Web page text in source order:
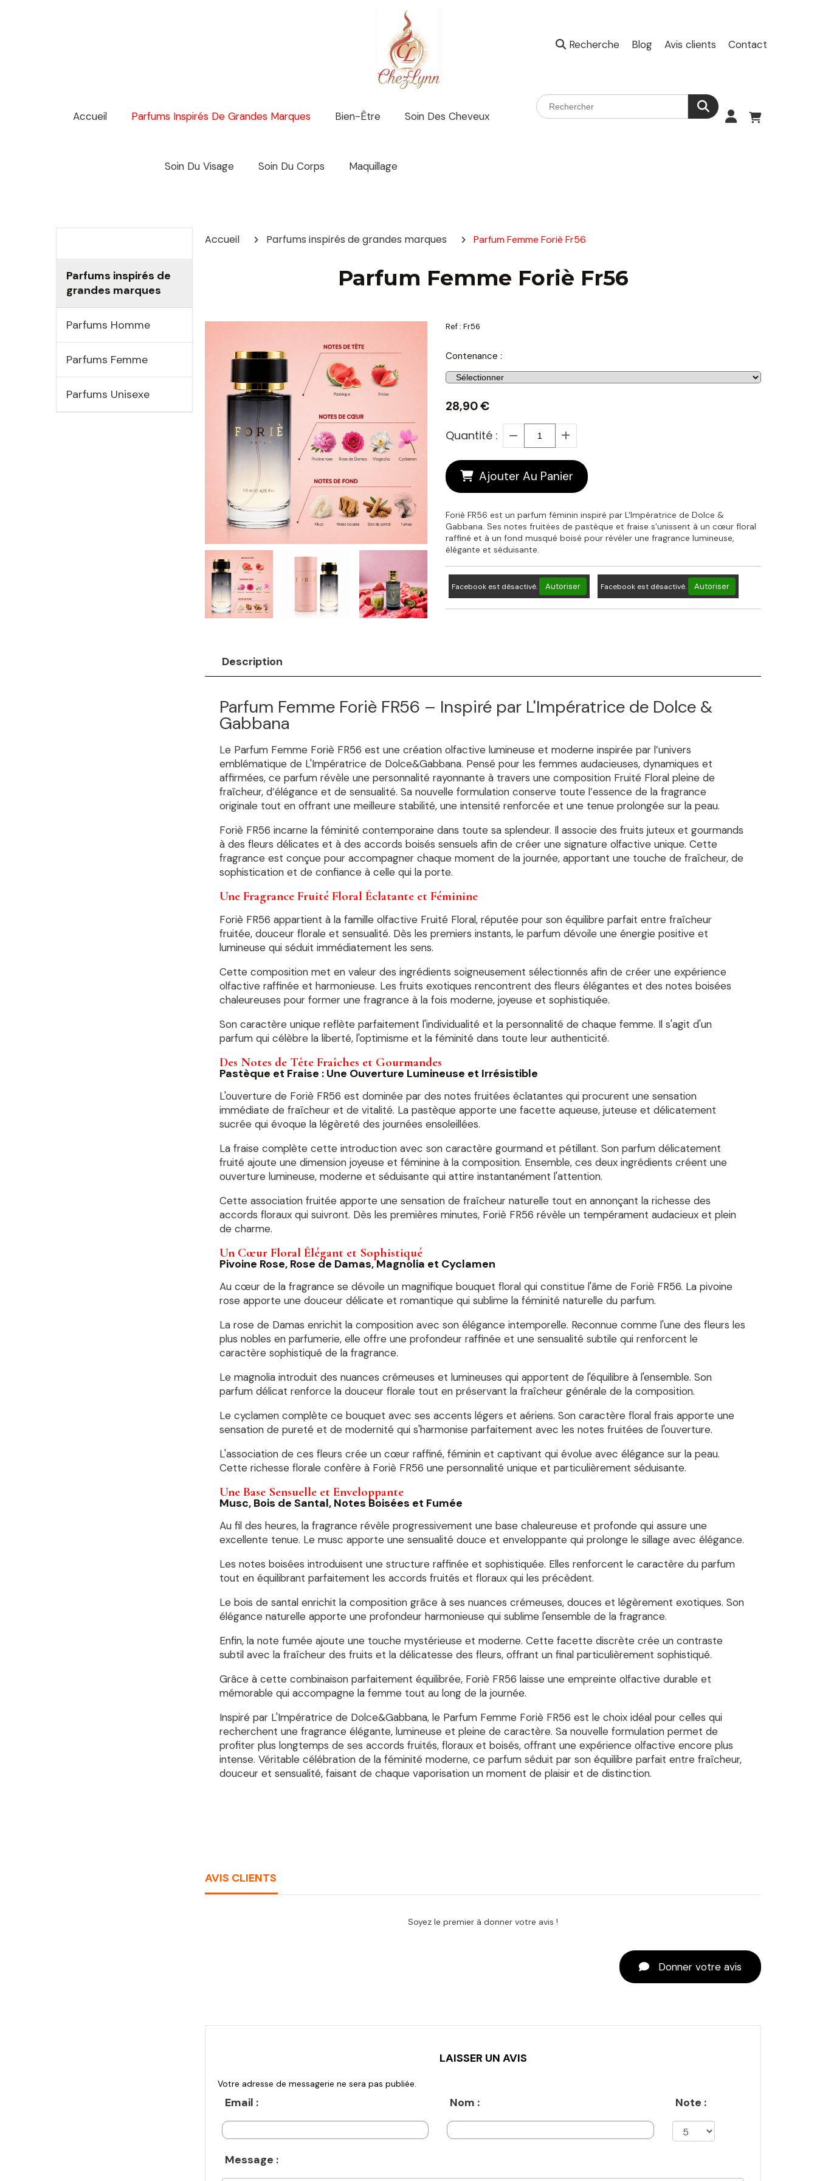
Recherche Blog Avis clients Contact
Accueil Parfums Inspirés De Grandes Marques Bien-Être Soin Des Cheveux
Soin Du Visage Soin Du Corps Maquillage
Parfums inspirés de
grandes marques
Parfums Homme
Parfums Femme
Parfums Unisexe
Accueil Parfums inspirés de grandes marques Parfum Femme Foriè Fr56
Parfum Femme Foriè Fr56
Ref : Fr56
Contenance :
28,90€
Quantité :
Ajouter Au Panier
Foriè FR56 est un parfum féminin inspiré par L'Impératrice de Dolce &
Gabbana. Ses notes fruitées de pastèque et fraise s'unissent à un cœur floral
raffiné et à un fond musqué boisé pour révéler une fragrance lumineuse,
élégante et séduisante.
Facebook est désactivé. Autoriser Facebook est désactivé. Autoriser
Description
Parfum Femme Foriè FR56 – Inspiré par L'Impératrice de Dolce &
Gabbana
Le Parfum Femme Foriè FR56 est une création olfactive lumineuse et moderne inspirée par l’univers
emblématique de L'Impératrice de Dolce&Gabbana. Pensé pour les femmes audacieuses, dynamiques et
affirmées, ce parfum révèle une personnalité rayonnante à travers une composition Fruité Floral pleine de
fraîcheur, d’élégance et de sensualité. Sa nouvelle formulation conserve toute l’essence de la fragrance
originale tout en offrant une meilleure stabilité, une intensité renforcée et une tenue prolongée sur la peau.
Foriè FR56 incarne la féminité contemporaine dans toute sa splendeur. Il associe des fruits juteux et gourmands
à des fleurs délicates et à des accords boisés sensuels afin de créer une signature olfactive unique. Cette
fragrance est conçue pour accompagner chaque moment de la journée, apportant une touche de fraîcheur, de
sophistication et de confiance à celle qui la porte.
Une Fragrance Fruité Floral Éclatante et Féminine
Foriè FR56 appartient à la famille olfactive Fruité Floral, réputée pour son équilibre parfait entre fraîcheur
fruitée, douceur florale et sensualité. Dès les premiers instants, le parfum dévoile une énergie positive et
lumineuse qui séduit immédiatement les sens.
Cette composition met en valeur des ingrédients soigneusement sélectionnés afin de créer une expérience
olfactive raffinée et harmonieuse. Les fruits exotiques rencontrent des fleurs élégantes et des notes boisées
chaleureuses pour former une fragrance à la fois moderne, joyeuse et sophistiquée.
Son caractère unique reflète parfaitement l'individualité et la personnalité de chaque femme. Il s'agit d'un
parfum qui célèbre la liberté, l'optimisme et la féminité dans toute leur authenticité.
Des Notes de Tête Fraîches et Gourmandes
Pastèque et Fraise : Une Ouverture Lumineuse et Irrésistible
L'ouverture de Foriè FR56 est dominée par des notes fruitées éclatantes qui procurent une sensation
immédiate de fraîcheur et de vitalité. La pastèque apporte une facette aqueuse, juteuse et délicatement
sucrée qui évoque la légèreté des journées ensoleillées.
La fraise complète cette introduction avec son caractère gourmand et pétillant. Son parfum délicatement
fruité ajoute une dimension joyeuse et féminine à la composition. Ensemble, ces deux ingrédients créent une
ouverture lumineuse, moderne et séduisante qui attire instantanément l'attention.
Cette association fruitée apporte une sensation de fraîcheur naturelle tout en annonçant la richesse des
accords floraux qui suivront. Dès les premières minutes, Foriè FR56 révèle un tempérament audacieux et plein
de charme.
Un Cœur Floral Élégant et Sophistiqué
Pivoine Rose, Rose de Damas, Magnolia et Cyclamen
Au cœur de la fragrance se dévoile un magnifique bouquet floral qui constitue l'âme de Foriè FR56. La pivoine
rose apporte une douceur délicate et romantique qui sublime la féminité naturelle du parfum.
La rose de Damas enrichit la composition avec son élégance intemporelle. Reconnue comme l'une des fleurs les
plus nobles en parfumerie, elle offre une profondeur raffinée et une sensualité subtile qui renforcent le
caractère sophistiqué de la fragrance.
Le magnolia introduit des nuances crémeuses et lumineuses qui apportent de l'équilibre à l'ensemble. Son
parfum délicat renforce la douceur florale tout en préservant la fraîcheur générale de la composition.
Le cyclamen complète ce bouquet avec ses accents légers et aériens. Son caractère floral frais apporte une
sensation de pureté et de modernité qui s'harmonise parfaitement avec les notes fruitées de l'ouverture.
L'association de ces fleurs crée un cœur raffiné, féminin et captivant qui évolue avec élégance sur la peau.
Cette richesse florale confère à Foriè FR56 une personnalité unique et particulièrement séduisante.
Une Base Sensuelle et Enveloppante
Musc, Bois de Santal, Notes Boisées et Fumée
Au fil des heures, la fragrance révèle progressivement une base chaleureuse et profonde qui assure une
excellente tenue. Le musc apporte une sensualité douce et enveloppante qui prolonge le sillage avec élégance.
Les notes boisées introduisent une structure raffinée et sophistiquée. Elles renforcent le caractère du parfum
tout en équilibrant parfaitement les accords fruités et floraux qui les précèdent.
Le bois de santal enrichit la composition grâce à ses nuances crémeuses, douces et légèrement exotiques. Son
élégance naturelle apporte une profondeur harmonieuse qui sublime l'ensemble de la fragrance.
Enfin, la note fumée ajoute une touche mystérieuse et moderne. Cette facette discrète crée un contraste
subtil avec la fraîcheur des fruits et la délicatesse des fleurs, offrant un final particulièrement sophistiqué.
Grâce à cette combinaison parfaitement équilibrée, Foriè FR56 laisse une empreinte olfactive durable et
mémorable qui accompagne la femme tout au long de la journée.
Inspiré par L'Impératrice de Dolce&Gabbana, le Parfum Femme Foriè FR56 est le choix idéal pour celles qui
recherchent une fragrance élégante, lumineuse et pleine de caractère. Sa nouvelle formulation permet de
profiter plus longtemps de ses accords fruités, floraux et boisés, offrant une expérience olfactive encore plus
intense. Véritable célébration de la féminité moderne, ce parfum séduit par son équilibre parfait entre fraîcheur,
douceur et sensualité, faisant de chaque vaporisation un moment de plaisir et de distinction.
AVIS CLIENTS
Soyez le premier à donner votre avis !
Donner votre avis
LAISSER UN AVIS
Votre adresse de messagerie ne sera pas publiée.
Email : Nom : Note :
Message :